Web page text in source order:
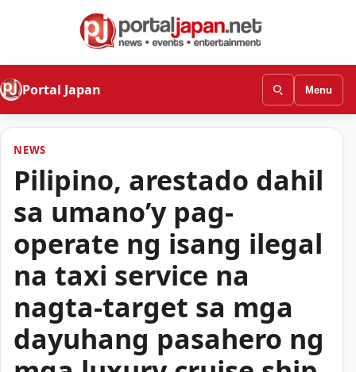
Portal Japan Menu
NEWS
Pilipino, arestado dahil
sa umano’y pag-
operate ng isang ilegal
na taxi service na
nagta-target sa mga
dayuhang pasahero ng